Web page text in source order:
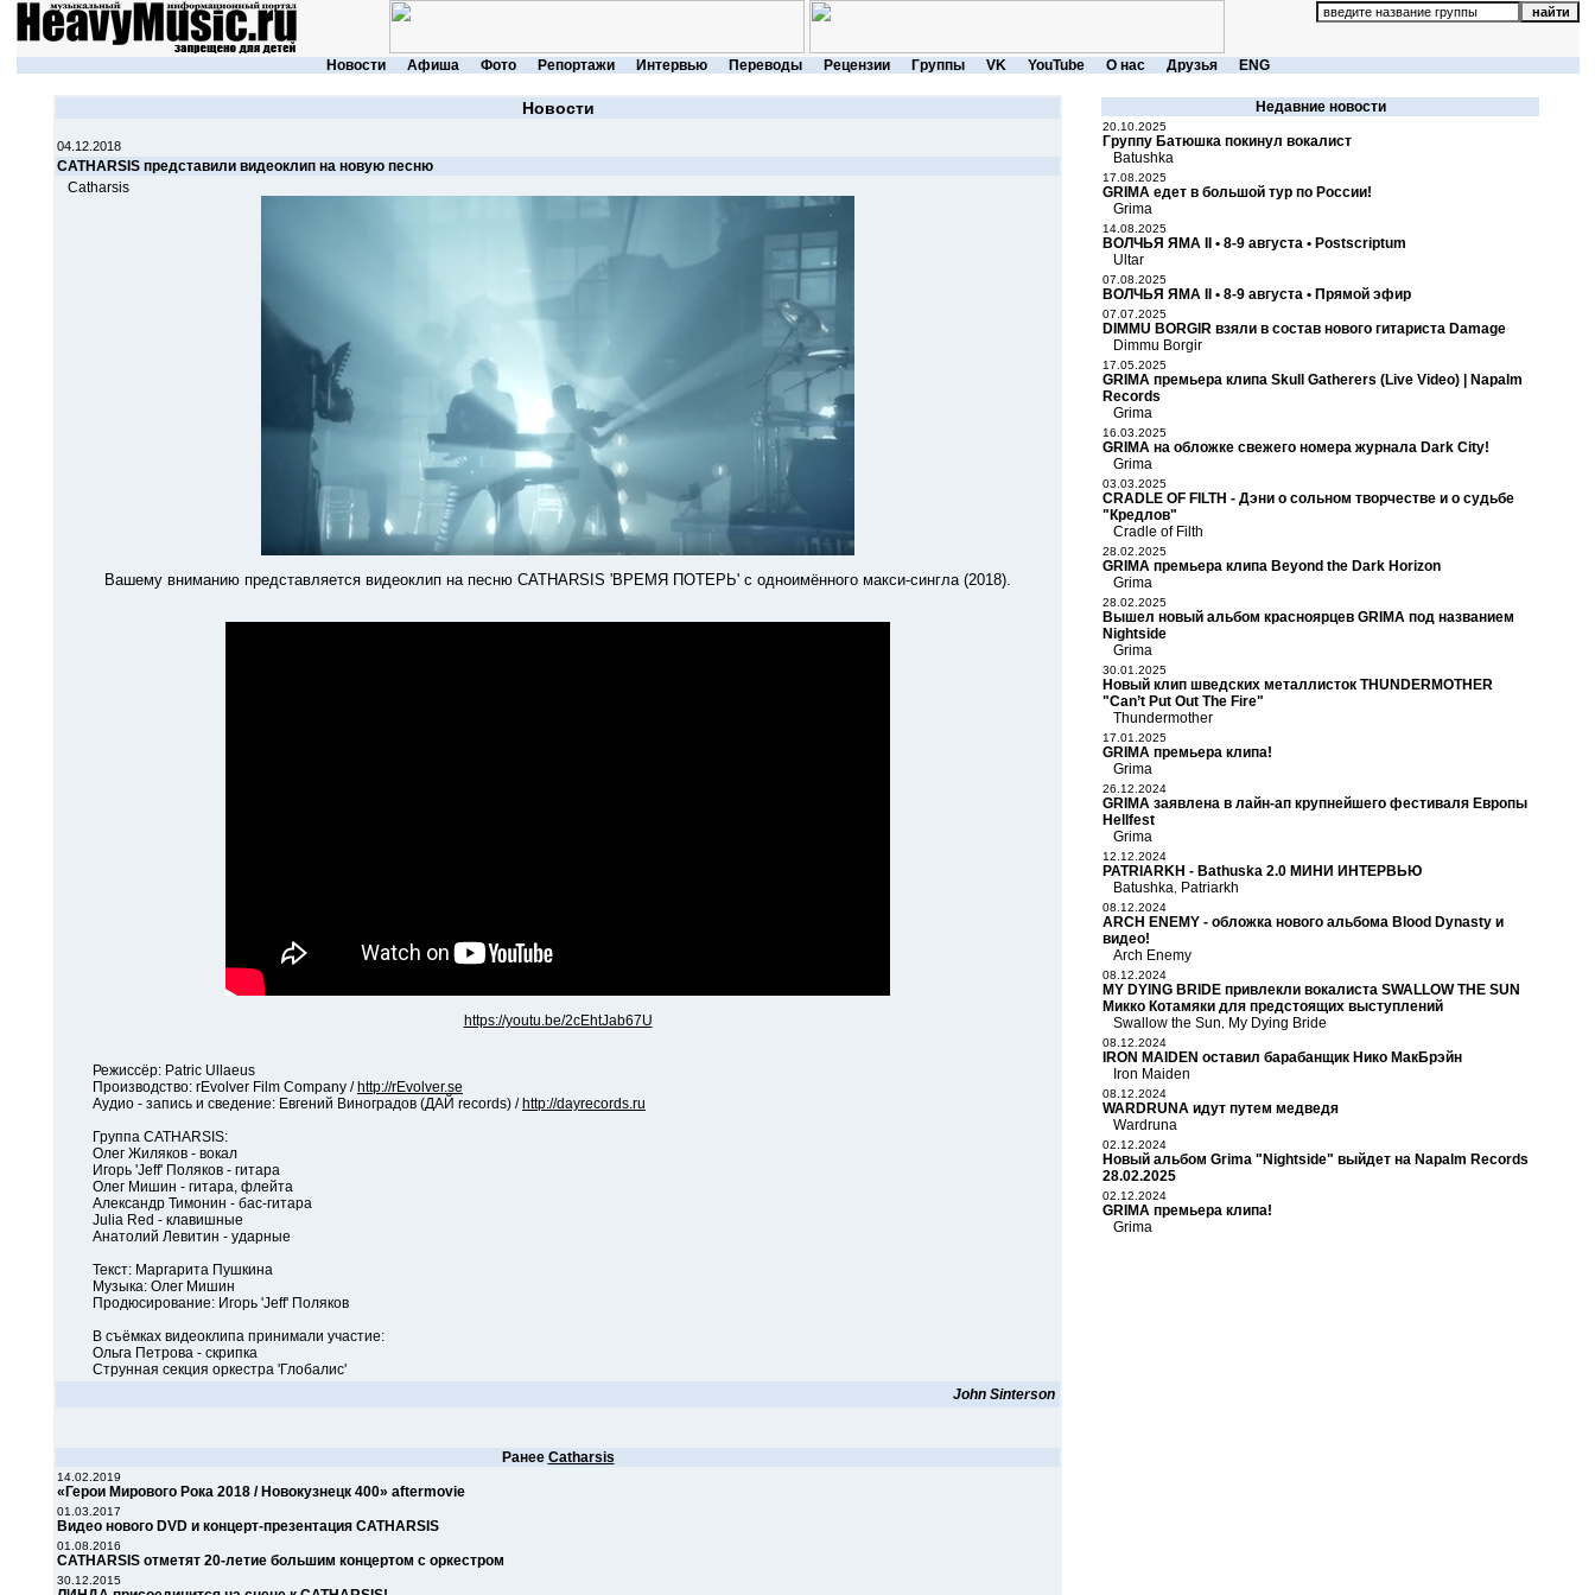
Новости Афиша Фото Репортажи Интервью Переводы Рецензии Группы VK YouTube О нас Друзья ENG
Новости
04.12.2018
CATHARSIS представили видеоклип на новую песню
Catharsis
Вашему вниманию представляется видеоклип на песню CATHARSIS 'ВРЕМЯ ПОТЕРЬ' с одноимённого макси-сингла (2018).
https://youtu.be/2cEhtJab67U
Режиссёр: Patric Ullaeus
Производство: rEvolver Film Company / http://rEvolver.se
Аудио - запись и сведение: Евгений Виноградов (ДАЙ records) / http://dayrecords.ru
Группа CATHARSIS:
Олег Жиляков - вокал
Игорь 'Jeff' Поляков - гитара
Олег Мишин - гитара, флейта
Александр Тимонин - бас-гитара
Julia Red - клавишные
Анатолий Левитин - ударные
Текст: Маргарита Пушкина
Музыка: Олег Мишин
Продюсирование: Игорь 'Jeff' Поляков
В съёмках видеоклипа принимали участие:
Ольга Петрова - скрипка
Струнная секция оркестра 'Глобалис'
John Sinterson
Ранее Catharsis
14.02.2019
«Герои Мирового Рока 2018 / Новокузнецк 400» aftermovie
01.03.2017
Видео нового DVD и концерт-презентация CATHARSIS
01.08.2016
CATHARSIS отметят 20-летие большим концертом с оркестром
30.12.2015
Недавние новости
20.10.2025
Группу Батюшка покинул вокалист
Batushka
17.08.2025
GRIMA едет в большой тур по России!
Grima
14.08.2025
ВОЛЧЬЯ ЯМА II • 8-9 августа • Postscriptum
Ultar
07.08.2025
ВОЛЧЬЯ ЯМА II • 8-9 августа • Прямой эфир
07.07.2025
DIMMU BORGIR взяли в состав нового гитариста Damage
Dimmu Borgir
17.05.2025
GRIMA премьера клипа Skull Gatherers (Live Video) | Napalm
Records
Grima
16.03.2025
GRIMA на обложке свежего номера журнала Dark City!
Grima
03.03.2025
CRADLE OF FILTH - Дэни о сольном творчестве и о судьбе
"Кредлов"
Cradle of Filth
28.02.2025
GRIMA премьера клипа Beyond the Dark Horizon
Grima
28.02.2025
Вышел новый альбом красноярцев GRIMA под названием
Nightside
Grima
30.01.2025
Новый клип шведских металлисток THUNDERMOTHER
"Can’t Put Out The Fire"
Thundermother
17.01.2025
GRIMA премьера клипа!
Grima
26.12.2024
GRIMA заявлена в лайн-ап крупнейшего фестиваля Европы
Hellfest
Grima
12.12.2024
PATRIARKH - Bathuska 2.0 МИНИ ИНТЕРВЬЮ
Batushka Patriarkh
08.12.2024
ARCH ENEMY - обложка нового альбома Blood Dynasty и
видео!
Arch Enemy
08.12.2024
MY DYING BRIDE привлекли вокалиста SWALLOW THE SUN
Микко Котамяки для предстоящих выступлений
Swallow the Sun
My Dying Bride
08.12.2024
IRON MAIDEN оставил барабанщик Нико МакБрэйн
Iron Maiden
08.12.2024
WARDRUNA идут путем медведя
Wardruna
02.12.2024
Новый альбом Grima "Nightside" выйдет на Napalm Records
28.02.2025
02.12.2024
GRIMA премьера клипа!
Grima